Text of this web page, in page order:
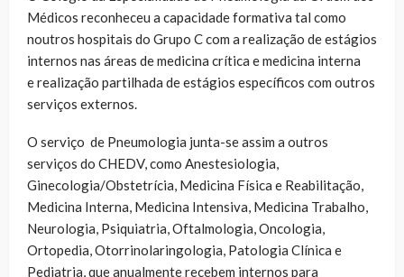
Médicos reconheceu a capacidade formativa tal como
noutros hospitais do Grupo C com a realização de estágios
internos nas áreas de medicina crítica e medicina interna
e realização partilhada de estágios específicos com outros
serviços externos.
O serviço de Pneumologia junta-se assim a outros
serviços do CHEDV, como Anestesiologia,
Ginecologia/Obstetrícia, Medicina Física e Reabilitação,
Medicina Interna, Medicina Intensiva, Medicina Trabalho,
Neurologia, Psiquiatria, Oftalmologia, Oncologia,
Ortopedia, Otorrinolaringologia, Patologia Clínica e
Pediatria, que anualmente recebem internos para